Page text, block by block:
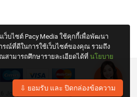
Jong Stit Co., Ltd.
ว็บไซต์ Pacy Media ใช้คุกกี้เพื่อพัฒนา
รณ์ที่ดีในการใช้เว็บไซต์ของคุณ รวมถึง
สามารถศึกษารายละเอียดได้ที่ นโยบาย
⇩ ยอมรับ และ ปิดกล่องข้อความ